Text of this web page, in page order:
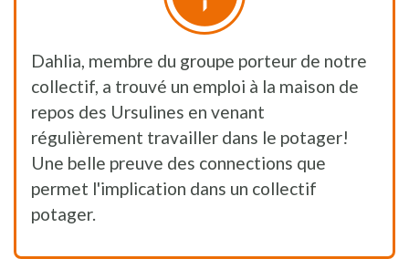
Dahlia, membre du groupe porteur de notre
collectif, a trouvé un emploi à la maison de
repos des Ursulines en venant
régulièrement travailler dans le potager!
Une belle preuve des connections que
permet l'implication dans un collectif
potager.